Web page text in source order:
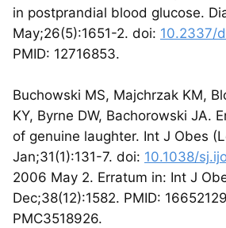
in postprandial blood glucose.
May;26(5):1651-2. doi: 10.2337/
PMID: 12716853.
Buchowski MS, Majchrzak KM,
KY, Byrne DW, Bachorowski JA.
of genuine laughter. Int J Obes
Jan;31(1):131-7. doi: 10.1038/
2006 May 2. Erratum in: Int J
Dec;38(12):1582. PMID:
PMC3518926.